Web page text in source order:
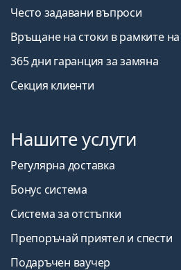
Често задавани въпроси
Връщане на стоки в рамките
365 дни гаранция за замяна
Секция клиенти
Нашите услуги
Регулярна доставка
Бонус система
Система за отстъпки
Препоръчай приятел и спести
Подаръчен ваучер